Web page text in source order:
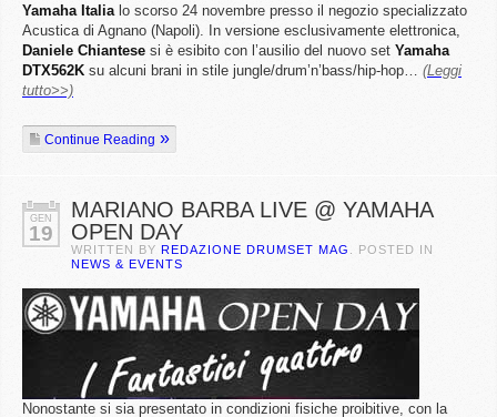
Yamaha Italialo scorso 24 novembre presso il negozio specializzato
Acustica di Agnano (Napoli). In versione esclusivamente elettronica,
Daniele Chiantese si è esibito con l’ausilio del nuovo set Yamaha
DTX562K su alcuni brani in stile jungle/drum’n’bass/hip-hop… (Leggi
tutto>>)
Continue Reading
GEN
19
MARIANO BARBA LIVE @ YAMAHA
OPEN DAY
WRITTEN BY REDAZIONE DRUMSET MAG
. POSTED IN
NEWS & EVENTS
Nonostante si sia presentato in condizioni fisiche proibitive, con la